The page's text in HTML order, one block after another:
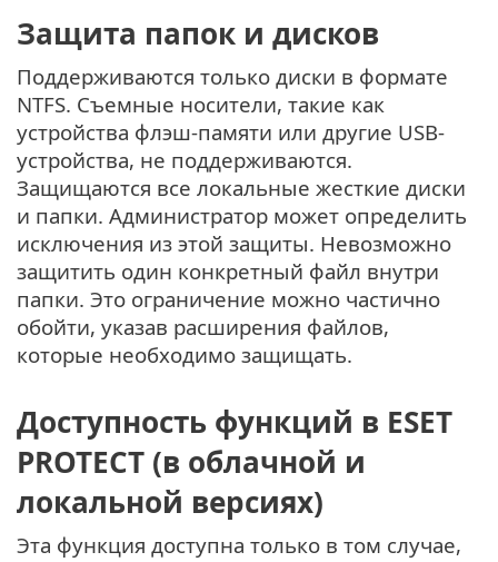
Защита папок и дисков
Поддерживаются только диски в формате
NTFS. Съемные носители, такие как
устройства флэш-памяти или другие USB-
устройства, не поддерживаются.
Защищаются все локальные жесткие диски
и папки. Администратор может определить
исключения из этой защиты. Невозможно
защитить один конкретный файл внутри
папки. Это ограничение можно частично
обойти, указав расширения файлов,
которые необходимо защищать.
Доступность функций в ESET
PROTECT (в облачной и
локальной версиях)
Эта функция доступна только в том случае,